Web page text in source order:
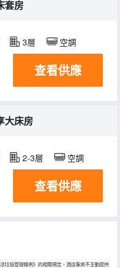
套房
3層 空調
查看供應
大床房
2-3層 空調
查看供應
垃圾管理條例》的相關規定，酒店客房不主動提供